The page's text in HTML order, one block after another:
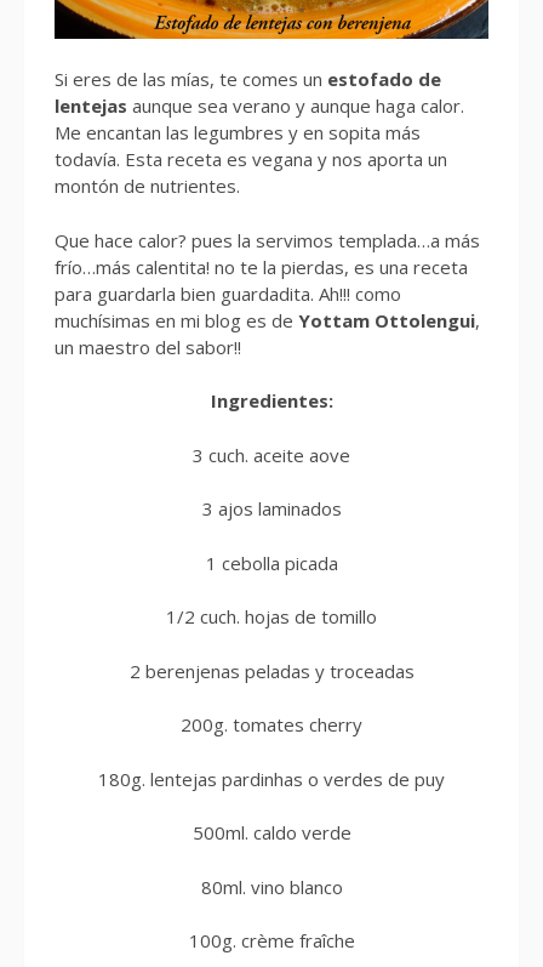
Si eres de las mías, te comes un estofado de
lentejas aunque sea verano y aunque haga calor.
Me encantan las legumbres y en sopita más
todavía. Esta receta es vegana y nos aporta un
montón de nutrientes.
Que hace calor? pues la servimos templada…a más
frío…más calentita! no te la pierdas, es una receta
para guardarla bien guardadita. Ah!!! como
muchísimas en mi blog es de Yottam Ottolengui,
un maestro del sabor!!
Ingredientes:
3 cuch. aceite aove
3 ajos laminados
1 cebolla picada
1/2 cuch. hojas de tomillo
2 berenjenas peladas y troceadas
200g. tomates cherry
180g. lentejas pardinhas o verdes de puy
500ml. caldo verde
80ml. vino blanco
100g. crème fraîche